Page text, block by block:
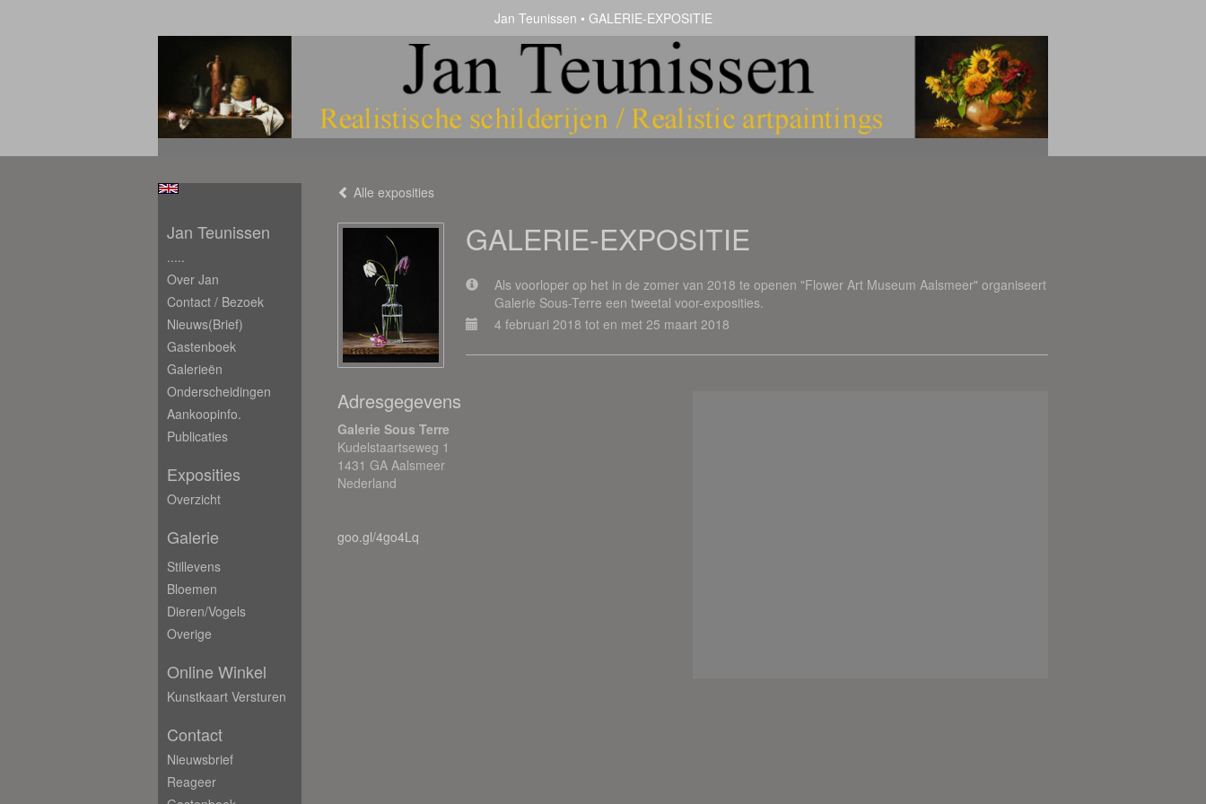
Jan Teunissen GALERIE-EXPOSITIE
Alle exposities
GALERIE-EXPOSITIE
Als voorloper op het in de zomer van 2018 te openen "Flower Art Museum Aalsmeer" organiseert
Galerie Sous-Terre een tweetal voor-exposities.
4 februari 2018 tot en met 25 maart 2018
Adresgegevens
Galerie Sous Terre
Kudelstaartseweg 1
1431 GA Aalsmeer
Nederland
goo.gl/4go4Lq
Jan Teunissen
.....
Over Jan
Contact / Bezoek
Nieuws(brief)
Gastenboek
Galerieën
Onderscheidingen
Aankoopinfo.
Publicaties
Exposities
Overzicht
Galerie
Stillevens
Bloemen
Dieren/Vogels
Overige
Online Winkel
Kunstkaart Versturen
Contact
Nieuwsbrief
Reageer